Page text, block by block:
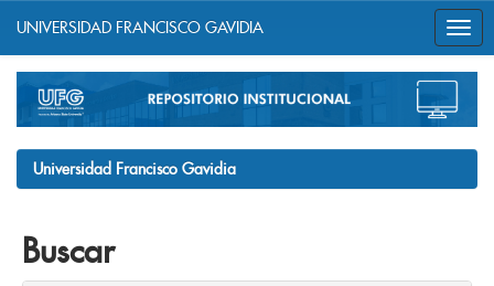
navigation
UNIVERSIDAD FRANCISCO GAVIDIA
Universidad Francisco Gavidia
Buscar